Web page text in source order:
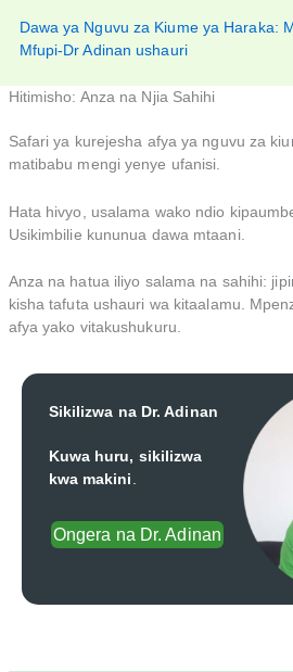
Dawa ya Nguvu za Kiume ya Haraka:
Mfupi-Dr Adinan ushauri
Hitimisho: Anza na Njia Sahihi
Safari ya kurejesha afya ya nguvu za
matibabu mengi yenye ufanisi.
Hata hivyo, usalama wako ndio
Usikimbilie kununua dawa mtaani.
Anza na hatua iliyo salama na sahihi:
kisha tafuta ushauri wa kitaalamu.
afya yako vitakushukuru.
Sikilizwa na Dr. Adinan
Kuwa huru, sikilizwa
kwa makini
Ongera na Dr. Adinan